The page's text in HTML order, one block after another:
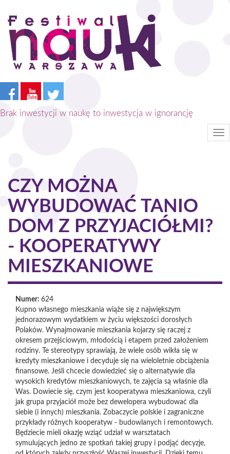
Przejdź
treści
Brak inwestycji w naukę to inwestycja w ignorancję
CZY MOŻNA
WYBUDOWAĆ TANIO
DOM Z PRZYJACIÓŁMI?
- KOOPERATYWY
MIESZKANIOWE
Numer: 624
Kupno własnego mieszkania wiąże się z największym
jednorazowym wydatkiem w życiu większości dorosłych
Polaków. Wynajmowanie mieszkania kojarzy się raczej z
okresem przejściowym, młodością i etapem przed założeniem
rodziny. Te stereotypy sprawiają, że wiele osób wikła się w
kredyty mieszkaniowe i decyduje się na wieloletnie obciążenia
finansowe. Jeśli chcecie dowiedzieć się o alternatywie dla
wysokich kredytów mieszkaniowych, te zajęcia są właśnie dla
Was. Dowiecie się, czym jest kooperatywa mieszkaniowa, czyli
jak grupa przyjaciół może bez dewelopera wybudować dla
siebie (i innych) mieszkania. Zobaczycie polskie i zagraniczne
przykłady różnych kooperatyw - budowlanych i remontowych.
Będziecie mieli okazję wziąć udział w warsztatach
symulujących jedno ze spotkań takiej grupy i podjąć decyzje,